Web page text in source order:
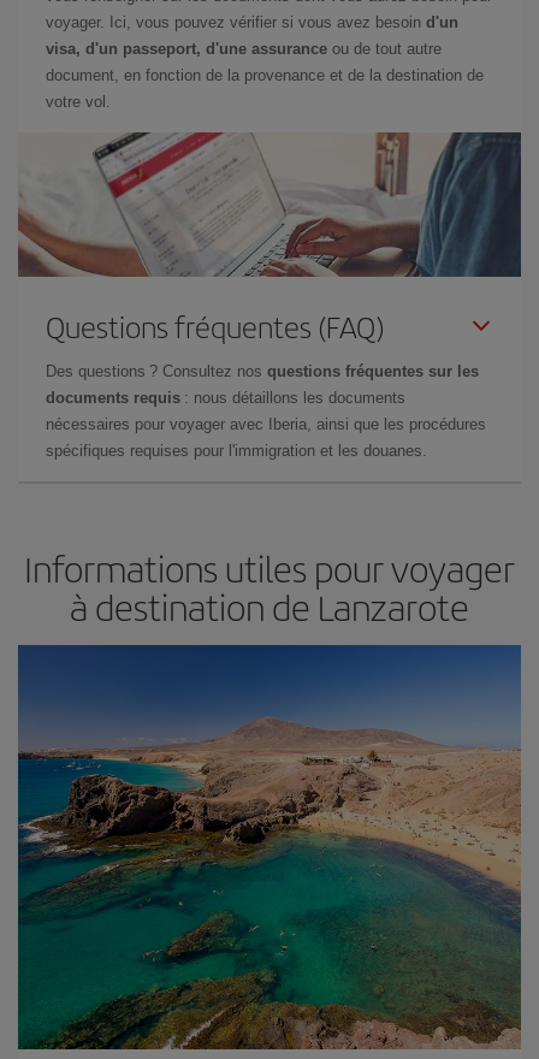
voyager. Ici, vous pouvez vérifier si vous avez besoin d'un
visa, d'un passeport, d'une assurance ou de tout autre
document, en fonction de la provenance et de la destination de
votre vol.
Questions fréquentes (FAQ)
Des questions ? Consultez nos questions fréquentes sur les
documents requis : nous détaillons les documents
nécessaires pour voyager avec Iberia, ainsi que les procédures
spécifiques requises pour l'immigration et les douanes.
Informations utiles pour voyager
à destination de Lanzarote